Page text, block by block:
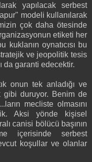
yapılacak serbest
modeli kullanılarak
çok daha ötesinde
etiketi her
oynatıcısı bu
ve jeopolitik tesis
da garanti edecektir.
onun tek anladığı ve
gibi duruyor. Benim de
mecliste olmasını
Aksi yönde kişisel
canisi bölücü başının
içerisinde serbest
koşullar ve olanlar